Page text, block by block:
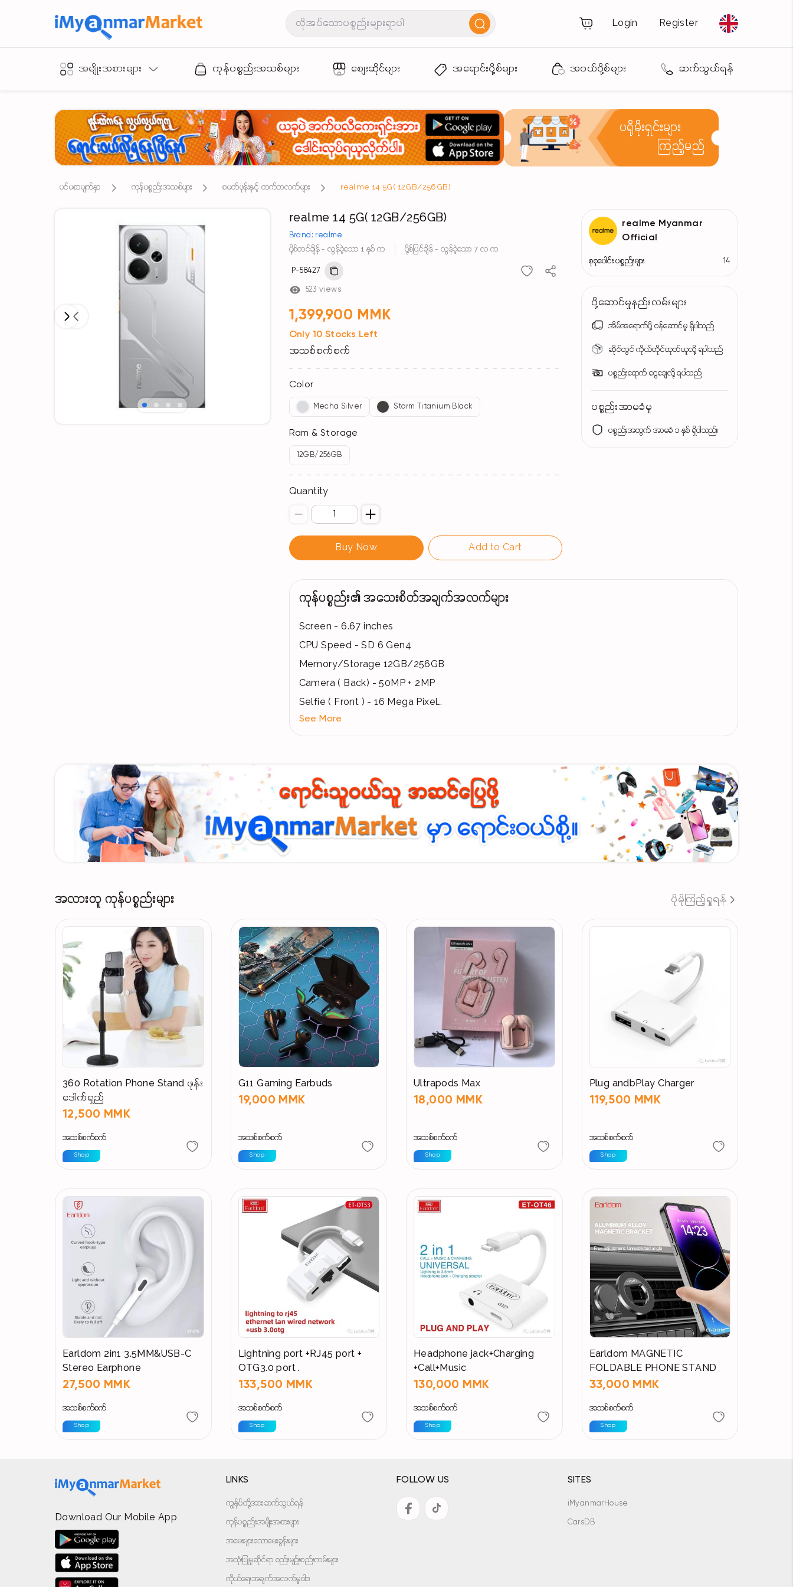
Login Register
အမျိုးအစားများ ကုန်ပစ္စည်းအသစ်များ စျေးဆိုင်များ အရောင်းပို့စ်များ အဝယ်ပို့စ်များ ဆက်သွယ်ရန်
ပရိုမိုးရှင်းများ
ကြည့်မည်
ပင်မစာမျက်နှာ ကုန်ပစ္စည်းအသစ်များ စမတ်ဖုန်းနှင့် တက်ဘလက်များ realme 14 5G( 12GB/256GB)
Previous
Next
realme 14 5G( 12GB/256GB)
Brand: realme
ပို့စ်တင်ချိန် - လွန်ခဲ့သော 1 နှစ် က ပို့စ်ပြင်ချိန် - လွန်ခဲ့သော 7 လ က
P-58427
523 views
1,399,900 MMK
Only 10 Stocks Left
အသစ်စက်စက်
Color
Mecha Silver Storm Titanium Black
Ram & Storage
12GB/256GB
Quantity
Buy Now Add to Cart
realme Myanmar
Official
စုစုပေါင်း ပစ္စည်းများ 14
ပို့ဆောင်မှုနည်းလမ်းများ
အိမ်အရောက်ပို့ ဝန်ဆောင်မှု ရှိပါသည်
ဆိုင်တွင် ကိုယ်တိုင်ထုတ်ယူလို့ ရပါသည်
ပစ္စည်းရောက် ငွေချေလို့ ရပါသည်
ပစ္စည်းအာမခံမှု
ပစ္စည်းအတွက် အာမခံ ၁ နှစ် ရှိပါသည်။
ကုန်ပစ္စည်း၏ အသေးစိတ်အချက်အလက်များ
Screen - 6.67 inches
CPU Speed - SD 6 Gen4
Memory/Storage 12GB/256GB
Camera ( Back) - 50MP + 2MP
Selfie ( Front ) - 16 Mega Pixel
Battery - 6000 mAh
See More
အလားတူ ကုန်ပစ္စည်းများ ပိုမိုကြည့်ရှုရန်
360 Rotation Phone Stand ဖုန်း
ဒေါက်ရှည်
12,500 MMK
အသစ်စက်စက်
Shop
G11 Gaming Earbuds
19,000 MMK
အသစ်စက်စက်
Shop
Ultrapods Max
18,000 MMK
အသစ်စက်စက်
Shop
Plug andbPlay Charger
119,500 MMK
အသစ်စက်စက်
Shop
Earldom 2in1 3.5MM&USB-C
Stereo Earphone
27,500 MMK
အသစ်စက်စက်
Shop
Lightning port +RJ45 port +
OTG3.0 port .
133,500 MMK
အသစ်စက်စက်
Shop
Headphone jack+Charging
+Call+Music
130,000 MMK
အသစ်စက်စက်
Shop
Earldom MAGNETIC
FOLDABLE PHONE STAND
33,000 MMK
အသစ်စက်စက်
Shop
Download Our Mobile App
LINKS
ကျွန်ုပ်တို့အားဆက်သွယ်ရန်
ကုန်ပစ္စည်းအမျိုးအစားများ
အမေးများသောမေးခွန်းများ
အသုံးပြုမှုဆိုင်ရာ စည်းမျဉ်းစည်းကမ်းများ
ကိုယ်ရေးအချက်အလက်မူဝါဒ
FOLLOW US SITES
iMyanmarHouse
CarsDB